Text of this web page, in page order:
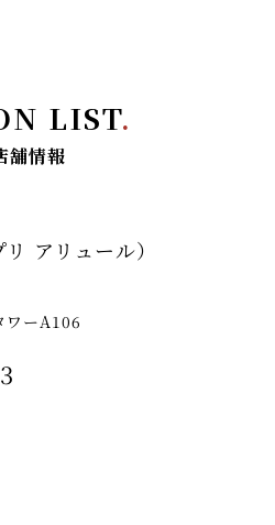
LIST.
舗情報
アリュール）
ワーA106